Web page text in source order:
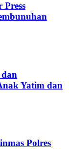
Press
Yatim dan
Polres